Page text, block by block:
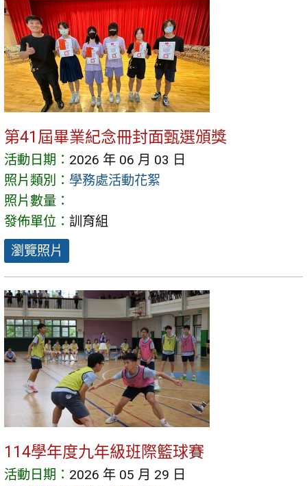
第41屆畢業紀念冊封面甄選頒獎
活動日期： 2026 年 06 月 03 日
照片類別： 學務處活動花絮
照片數量：
發佈單位： 訓育組
瀏覽照片
114學年度九年級班際籃球賽
活動日期： 2026 年 05 月 29 日